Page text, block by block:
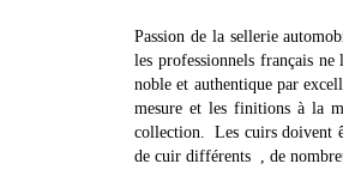
Passion de la sellerie
les professionnels français ne
noble et authentique par
mesure et les finitions à la
collection. Les cuirs doivent
de cuir différents , de